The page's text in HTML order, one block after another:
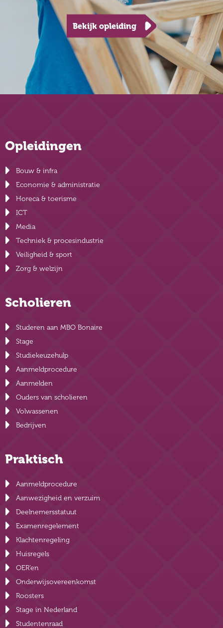
Bekijk opleiding
Opleidingen
Bouw & infra
Economie & administratie
Horeca & toerisme
ICT
Media
Techniek & procesindustrie
Veiligheid & sport
Zorg & welzijn
Scholieren
Studeren aan MBO Bonaire
Stage
Studiekeuzehulp
Aanmeldprocedure
Aanmelden
Ouders van scholieren
Volwassenen
Bedrijven
Praktisch
Aanmeldprocedure
Aanwezigheid en verzuim
Deelnemersstatuut
Examenregelement
Klachtenregeling
Huisregels
OER’en
Onderwijsovereenkomst
Roosters
Stage in Nederland
Studentenraad